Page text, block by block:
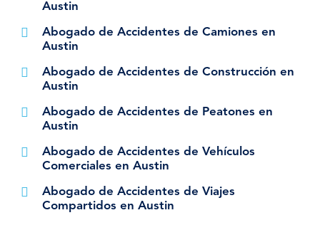
Austin
Abogado de Accidentes de Camiones en
Austin
Abogado de Accidentes de Construcción en
Austin
Abogado de Accidentes de Peatones en
Austin
Abogado de Accidentes de Vehículos
Comerciales en Austin
Abogado de Accidentes de Viajes
Compartidos en Austin